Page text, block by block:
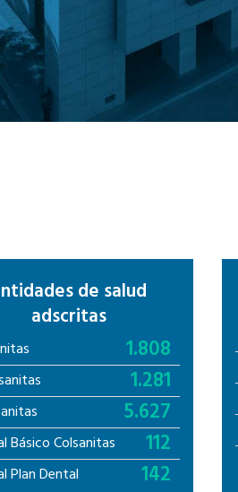
de salud
adscritas
1.808
1.281
5.627
Básico Colsanitas 112
Plan Dental 142